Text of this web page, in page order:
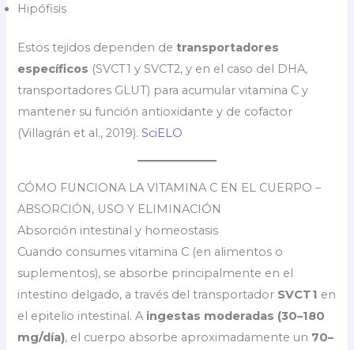
Hipófisis
Estos tejidos dependen detransportadores
específicos (SVCT1 y SVCT2, y en el caso del DHA,
transportadores GLUT) para acumular vitamina C y
mantener su función antioxidante y de cofactor
(Villagrán et al., 2019).SciELO
CÓMO FUNCIONA LA VITAMINA C EN EL CUERPO –
ABSORCIÓN, USO Y ELIMINACIÓN
Absorción intestinal y homeostasis
Cuando consumes vitamina C (en alimentos o
suplementos), se absorbe principalmente en el
intestino delgado, a través del transportador SVCT1 en
el epitelio intestinal. A ingestas moderadas (30–180
mg/día), el cuerpo absorbe aproximadamente un 70–